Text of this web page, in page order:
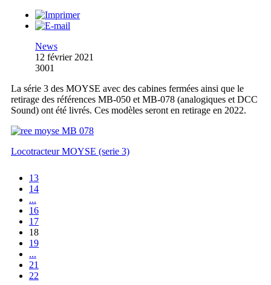
News
12 février 2021
3001
La série 3 des MOYSE avec des cabines fermées ainsi que le
retirage des références MB-050 et MB-078 (analogiques et DCC
Sound) ont été livrés. Ces modèles seront en retirage en 2022.
Locotracteur MOYSE (serie 3)
13
14
...
16
17
18
19
...
21
22